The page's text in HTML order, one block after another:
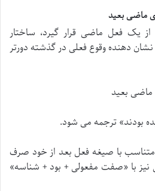
ماضی بعید
یک فعل ماضی قرار گیرد، ساختار
دهنده وقوع فعلی در گذشته دورتر
بعید
بودند» ترجمه می شود.
با صیغه فعل بعد از خود صرف
با «صفت مفعولی + بود + شناسه»